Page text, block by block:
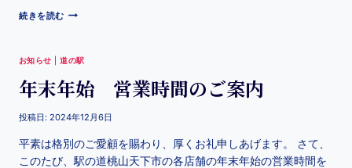
続きを読む
お知らせ |道の駅
年末年始 営業時間のご案内
投稿日: 2024年12月6日
平素は格別のご愛顧を賜わり、厚くお礼申しあげます。 さて、
このたび、駅の道桃山天下市の各店舗の年末年始の営業時間を